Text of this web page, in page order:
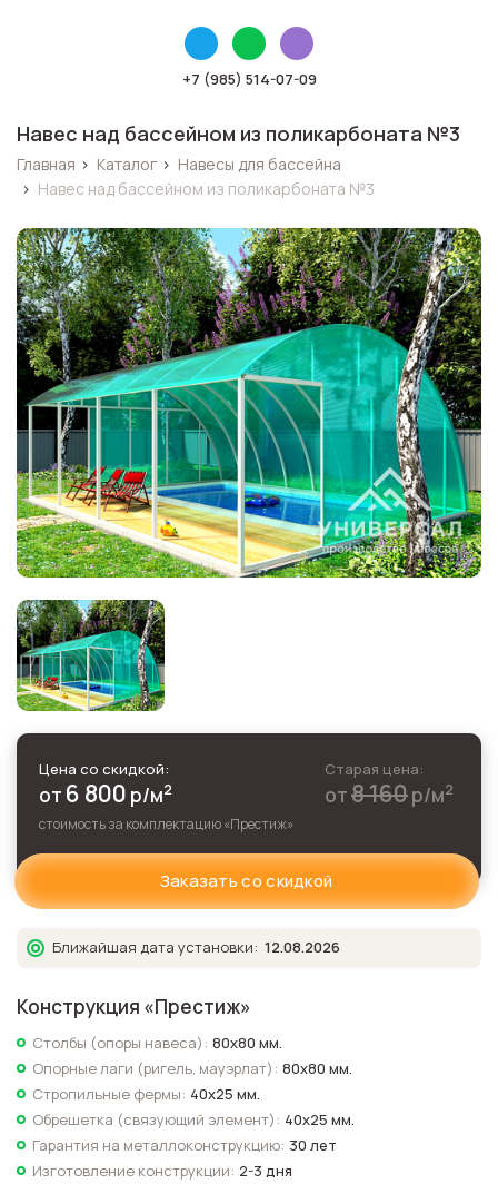
+7 (985) 514-07-09
Навес над бассейном из поликарбоната №3
Главная › Каталог › Навесы для бассейна
› Навес над бассейном из поликарбоната №3
Цена со скидкой:
от 6 800 р/м2
Старая цена:
от8 160р/м2
стоимость за комплектацию «Престиж»
Заказать со скидкой
Ближайшая дата установки: 12.08.2026
Конструкция «Престиж»
Столбы (опоры навеса): 80х80 мм.
Опорные лаги (ригель, мауэрлат): 80х80 мм.
Стропильные фермы: 40х25 мм.
Обрешетка (связующий элемент): 40х25 мм.
Гарантия на металлоконструкцию: 30 лет
Изготовление конструкции: 2-3 дня